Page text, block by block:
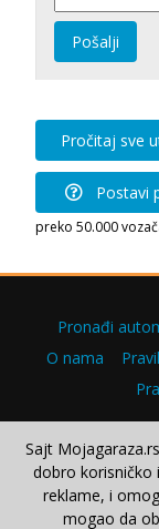
Pošalji
Pročitaj sve
Postavi
preko 50.000
Pronađi
O nama
Sajt
dobro korisničko
reklame, i
mogao da